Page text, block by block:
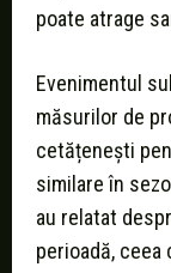
poate atrage
Evenimentul
măsurilor de
cetățenești
similare în
au relatat
perioadă,